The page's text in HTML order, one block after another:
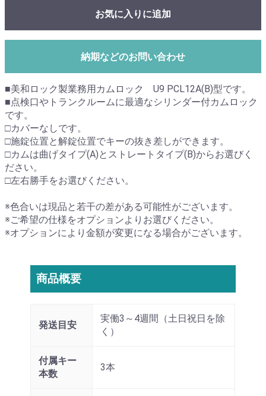
お気に入りに追加
納期などのお問い合わせ
■美和ロック製業務用カムロック U9 PCL12A(B)型です。
■点検口やトランクルームに最適なシリンダー付カムロック
です。
□カバーなしです。
□施錠位置と解錠位置でキーの抜き差しができます。
□カムは曲げタイプ(A)とストレートタイプ(B)からお選びく
ださい。
□左右勝手をお選びください。
※色合いは現品と若干の差がある可能性がございます。
※ご希望の仕様をオプションよりお選びください。
※オプションにより金額が変更になる場合がございます。
商品概要
発送目安
実働3～4週間（土日祝日を除
く）
付属キー
本数
3本